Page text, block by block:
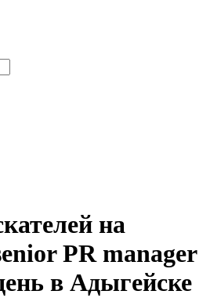
на
PR manager
в Адыгейске